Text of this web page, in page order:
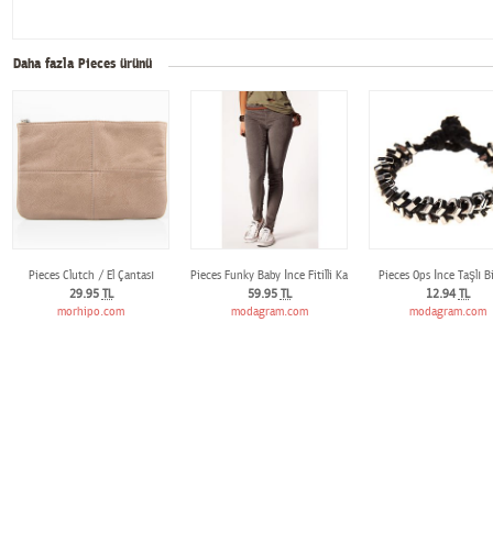
Daha fazla Pieces ürünü
Pieces Clutch / El Çantası
29.95 TL
morhipo.com
Pieces Funky Baby İnce Fitilli Kadife Tayt Pantolon
59.95 TL
modagram.com
Pieces Ops İnce Taşlı
12.94TL
modagram.com